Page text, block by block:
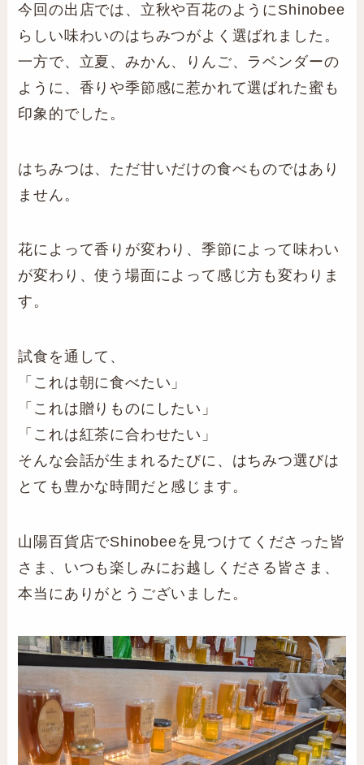
今回の出店では、立秋や百花のようにShinobee
らしい味わいのはちみつがよく選ばれました。
一方で、立夏、みかん、りんご、ラベンダーの
ように、香りや季節感に惹かれて選ばれた蜜も
印象的でした。
はちみつは、ただ甘いだけの食べものではあり
ません。
花によって香りが変わり、季節によって味わい
が変わり、使う場面によって感じ方も変わりま
す。
試食を通して、
「これは朝に食べたい」
「これは贈りものにしたい」
「これは紅茶に合わせたい」
そんな会話が生まれるたびに、はちみつ選びは
とても豊かな時間だと感じます。
山陽百貨店でShinobeeを見つけてくださった皆
さま、いつも楽しみにお越しくださる皆さま、
本当にありがとうございました。